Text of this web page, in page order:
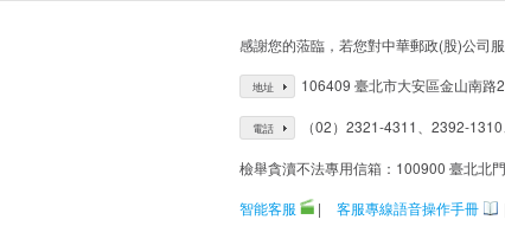
感謝您的蒞臨，若您對中華郵政(股)公司
地址 106409 臺北市大安區金山南路
電話 （02）2321-4311、2392-
檢舉貪瀆不法專用信箱：100900 臺北北
智能客服
| 客服專線語音操作手冊